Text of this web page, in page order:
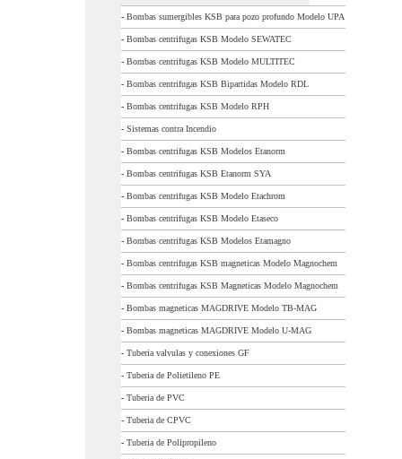
- Bombas sumergibles KSB para pozo profundo Modelo UPA
- Bombas centrifugas KSB Modelo SEWATEC
- Bombas centrifugas KSB Modelo MULTITEC
- Bombas centrifugas KSB Bipartidas Modelo RDL
- Bombas centrifugas KSB Modelo RPH
- Sistemas contra Incendio
- Bombas centrifugas KSB Modelos Etanorm
- Bombas centrifugas KSB Etanorm SYA
- Bombas centrifugas KSB Modelo Etachrom
- Bombas centrifugas KSB Modelo Etaseco
- Bombas centrifugas KSB Modelos Etamagno
- Bombas centrifugas KSB magneticas Modelo Magnochem
- Bombas centrifugas KSB Magneticas Modelo Magnochem
- Bombas magneticas MAGDRIVE Modelo TB-MAG
- Bombas magneticas MAGDRIVE Modelo U-MAG
- Tuberia valvulas y conexiones GF
- Tuberia de Polietileno PE
- Tuberia de PVC
- Tuberia de CPVC
- Tuberia de Polipropileno